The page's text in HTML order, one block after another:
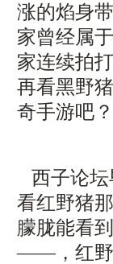
涨的焰身
家曾经属
家连续拍
再看黑野
奇手游吧
西子论坛
看红野猪
朦胧能看
——，红野